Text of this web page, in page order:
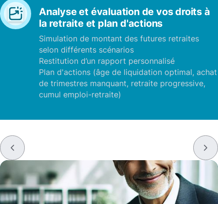
Analyse et évaluation de vos droits à
la retraite et plan d'actions
Simulation de montant des futures retraites
selon différents scénarios
Restitution d’un rapport personnalisé
Plan d'actions (âge de liquidation optimal, achat
de trimestres manquant, retraite progressive,
cumul emploi-retraite)